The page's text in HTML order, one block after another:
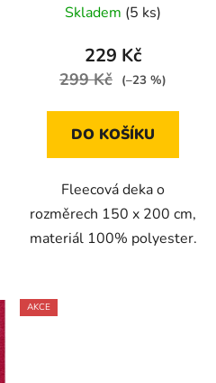
Skladem (5 ks)
229 Kč
299 Kč (–23 %)
DO KOŠÍKU
Fleecová deka o
rozměrech 150 x 200 cm,
materiál 100% polyester.
AKCE